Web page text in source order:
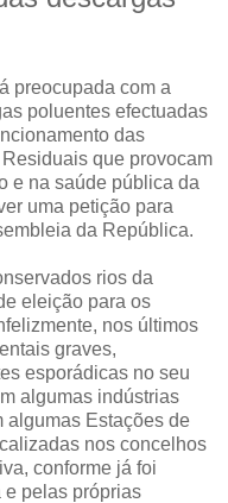
preocupada com a
poluentes efectuadas
das
que provocam
e na saúde pública da
uma petição para
da República.
rios da
eleição para os
nos últimos
graves,
esporádicas no seu
algumas indústrias
algumas Estações de
nos concelhos
conforme já foi
e pelas próprias